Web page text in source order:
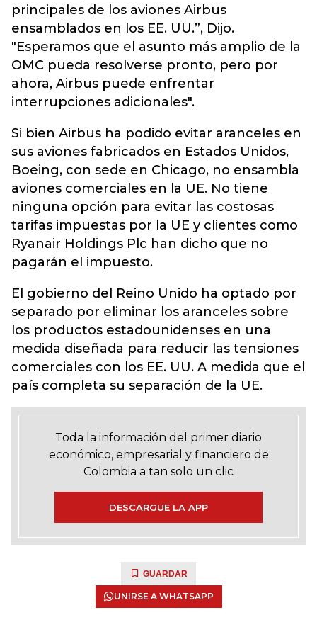
principales de los aviones Airbus
ensamblados en los EE. UU.”, Dijo.
"Esperamos que el asunto más amplio de la
OMC pueda resolverse pronto, pero por
ahora, Airbus puede enfrentar
interrupciones adicionales".
Si bien Airbus ha podido evitar aranceles en
sus aviones fabricados en Estados Unidos,
Boeing, con sede en Chicago, no ensambla
aviones comerciales en la UE. No tiene
ninguna opción para evitar las costosas
tarifas impuestas por la UE y clientes como
Ryanair Holdings Plc han dicho que no
pagarán el impuesto.
El gobierno del Reino Unido ha optado por
separado por eliminar los aranceles sobre
los productos estadounidenses en una
medida diseñada para reducir las tensiones
comerciales con los EE. UU. A medida que el
país completa su separación de la UE.
Toda la información del primer diario
económico, empresarial y financiero de
Colombia a tan solo un clic
DESCARGUE LA APP
GUARDAR
UNIRSE A WHATSAPP